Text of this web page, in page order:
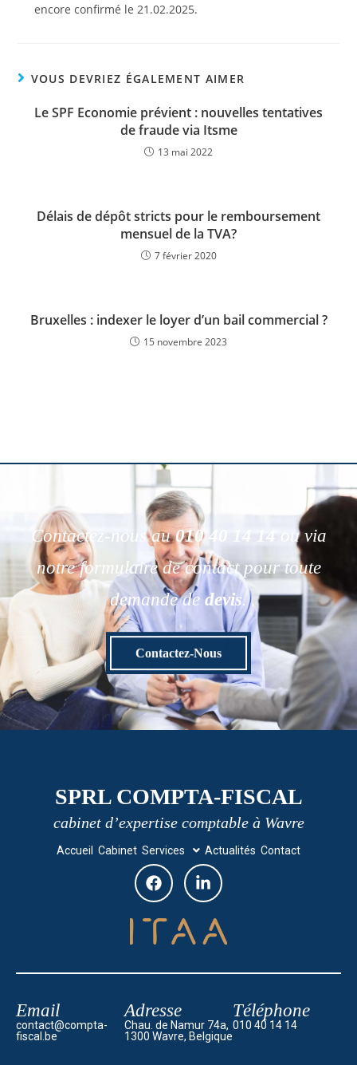
encore confirmé le 21.02.2025.
VOUS DEVRIEZ ÉGALEMENT AIMER
Le SPF Economie prévient : nouvelles tentatives
de fraude via Itsme
13 mai 2022
Délais de dépôt stricts pour le remboursement
mensuel de la TVA?
7 février 2020
Bruxelles : indexer le loyer d’un bail commercial ?
15 novembre 2023
Contactez-nous au010 40 14 14
ou via
notre formulaire de contact pour toute
demande de devis.
Contactez-Nous
SPRL COMPTA-FISCAL
cabinet d’expertise comptable à Wavre
Accueil Cabinet Services Actualités Contact
Email
contact@compta-
fiscal.be
Adresse
Chau. de Namur 74a,
1300 Wavre, Belgique
Téléphone
010 40 14 14